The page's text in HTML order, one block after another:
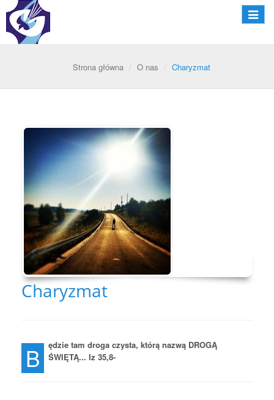
Strona główna O nas Charyzmat
Charyzmat
B
ędzie tam droga czysta, którą nazwą DROGĄ
ŚWIĘTĄ... Iz 35,8-